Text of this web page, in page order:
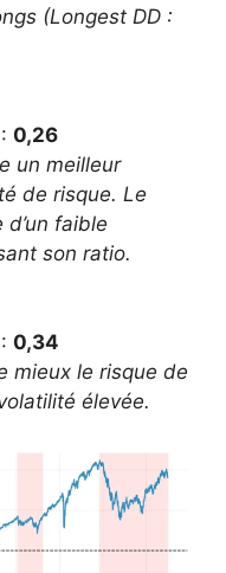
(Longest DD :
0,26
un meilleur
de risque. Le
faible
son ratio.
0,34
mieux le risque de
élevée.